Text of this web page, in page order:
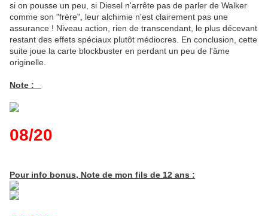
si on pousse un peu, si Diesel n'arrête pas de parler de Walker
comme son "frère", leur alchimie n'est clairement pas une
assurance ! Niveau action, rien de transcendant, le plus décevant
restant des effets spéciaux plutôt médiocres. En conclusion, cette
suite joue la carte blockbuster en perdant un peu de l'âme
originelle.
Note :
08/20
Pour info bonus, Note de mon fils de 12 ans :